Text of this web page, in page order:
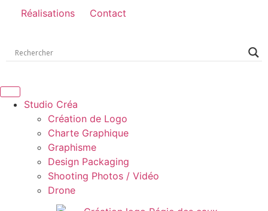
Réalisations Contact
Studio Créa
Création de Logo
Charte Graphique
Graphisme
Design Packaging
Shooting Photos / Vidéo
Drone